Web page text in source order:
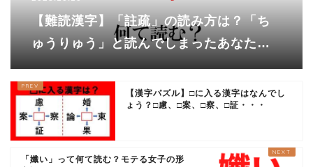
【難読漢字】「註疏」の読み方は？「ち
ゅうりゅう」と読んでしまったあなた
は・・・
【漢字パズル】□に入る漢字はなんでし
ょう？□慮、□案、□察、□証・・・
「孅い」って何て読む？モテる女子の形